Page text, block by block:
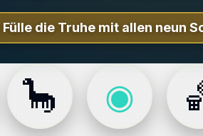
Fülle die Truhe mit allen neun
🦕 ◉